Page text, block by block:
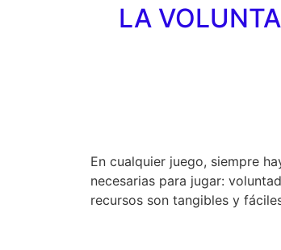
LA
En cualquier juego, siempre
necesarias para jugar:
recursos son tangibles y